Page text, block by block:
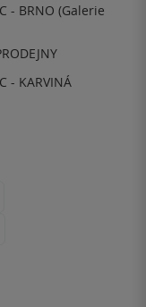
- BRNO (Galerie
- KARVINÁ